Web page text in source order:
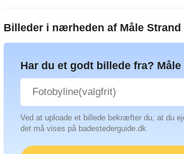
Billeder i nærheden af Måle Strand
Har du et godt billede fra? Måle
Ved at uploade et billede bekræfter du, at du
det må vises på badestederguide.dk